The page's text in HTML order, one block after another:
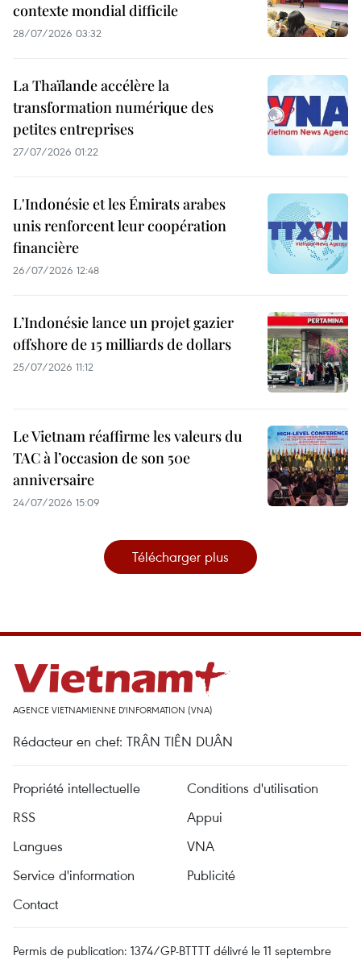
contexte mondial difficile
28/07/2026 03:32
La Thaïlande accélère la
transformation numérique des
petites entreprises
27/07/2026 01:22
L'Indonésie et les Émirats arabes
unis renforcent leur coopération
financière
26/07/2026 12:48
L’Indonésie lance un projet gazier
offshore de 15 milliards de dollars
25/07/2026 11:12
Le Vietnam réaffirme les valeurs du
TAC à l’occasion de son 50e
anniversaire
24/07/2026 15:09
Télécharger plus
AGENCE VIETNAMIENNE D'INFORMATION (VNA)
Rédacteur en chef: TRÂN TIÊN DUÂN
Propriété intellectuelle
Conditions d'utilisation
RSS
Appui
Langues
VNA
Service d'information
Publicité
Contact
Permis de publication: 1374/GP-BTTTT délivré le 11 septembre